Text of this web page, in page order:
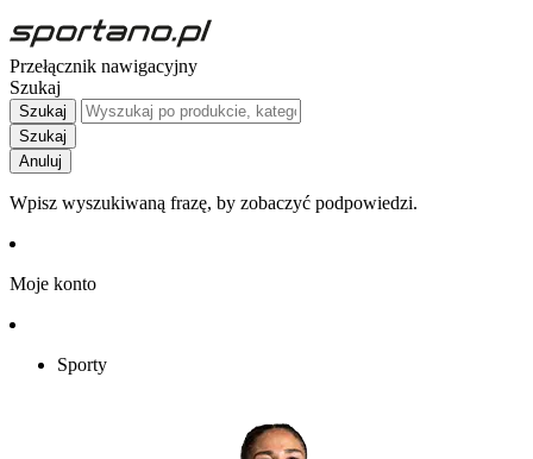
Przełącznik nawigacyjny
Szukaj
Szukaj
Szukaj
Anuluj
Wpisz wyszukiwaną frazę, by zobaczyć podpowiedzi.
Moje konto
Sporty